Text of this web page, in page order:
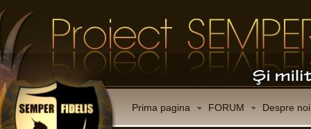
Prima pagina FORUM Despre noi